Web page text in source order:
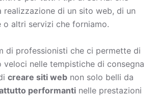
realizzazione di un sito web, di un
o altri servizi che forniamo.
di professionisti che ci permette di
veloci nelle tempistiche di consegna
creare siti web non solo belli da
performanti nelle prestazioni